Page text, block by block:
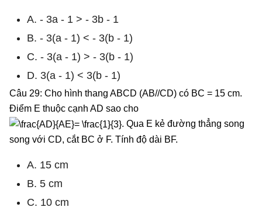
A. - 3a - 1 > - 3b - 1
B. - 3(a - 1) < - 3(b - 1)
C. - 3(a - 1) > - 3(b - 1)
D. 3(a - 1) < 3(b - 1)
Câu 29: Cho hình thang ABCD (AB//CD) có BC = 15 cm.
Điểm E thuộc cạnh AD sao cho
. Qua E kẻ đường thẳng song
song với CD, cắt BC ở F. Tính độ dài BF.
A. 15 cm
B. 5 cm
C. 10 cm